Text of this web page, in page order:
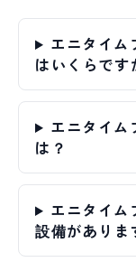
エニタイム
はいくらです
エニタイム
は？
エニタイム
設備がありま